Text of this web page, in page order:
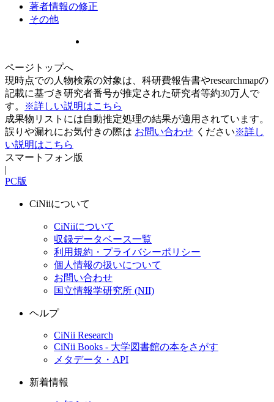
著者情報の修正
その他
ページトップへ
現時点での人物検索の対象は、科研費報告書やresearchmapの
記載に基づき研究者番号が推定された研究者等約30万人で
す。
※詳しい説明はこちら
成果物リストには自動推定処理の結果が適用されています。
誤りや漏れにお気付きの際は お問い合わせ ください※詳し
い説明はこちら
スマートフォン版
|
PC版
CiNiiについて
CiNiiについて
収録データベース一覧
利用規約・プライバシーポリシー
個人情報の扱いについて
お問い合わせ
国立情報学研究所 (NII)
ヘルプ
CiNii Research
CiNii Books - 大学図書館の本をさがす
メタデータ・API
新着情報